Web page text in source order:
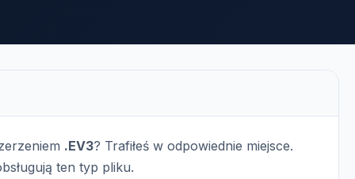
.EV3? Trafiłeś w odpowiednie miejsce.
ten typ pliku.